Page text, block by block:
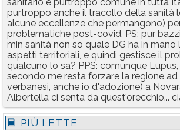
sanitario è purtroppo comune in tutta
purtroppo anche il tracollo della sanità
alcune eccellenze che permangono)
problematiche post-covid. PS: pur
min sanità non so quale DG ha in mano
aspetti territoriali, e quindi gestisce il
qualcuno lo sa? PPS: comunque
secondo me resta forzare la regione
verbanesi, anche io d'adozione) a
Albertella ci senta da quest'orecchio...
PIÙ LETTE